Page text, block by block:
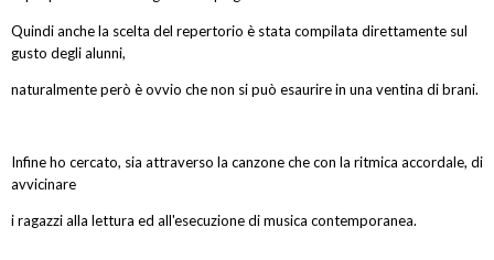
Quindi anche la scelta del repertorio è stata compilata direttamente sul
gusto degli alunni,
naturalmente però è ovvio che non si può esaurire in una ventina di brani.
Infine ho cercato, sia attraverso la canzone che con la ritmica accordale, di
avvicinare
i ragazzi alla lettura ed all'esecuzione di musica contemporanea.